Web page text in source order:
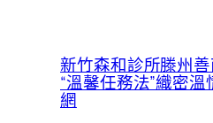
新竹森和診所滕州
“溫馨任務法”織密溫
網